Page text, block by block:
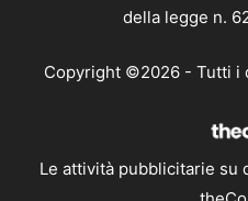
della legge n.
Copyright ©2026 - Tutti i
Le attività pubblicitarie su